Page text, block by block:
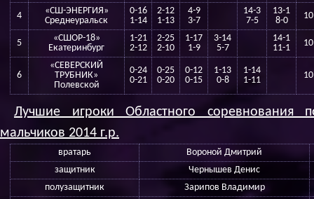
4
«СШ-ЭНЕРГИЯ»
Среднеуральск
0-16
1-14
2-12
1-13
4-9
3-7
14-3
7-5
13-1
8-0
10
5
«СШОР-18»
Екатеринбург
1-21
2-12
2-25
2-10
1-17
1-9
3-14
5-7
14-1
11-1
10
6
«СЕВЕРСКИЙ
ТРУБНИК»
Полевской
0-24
0-21
0-25
0-20
0-12
0-15
1-13
0-8
1-14
1-11
10
Лучшие игроки Областного
мальчиков 2014 г.р.
вратарь
Вороной Дмитрий
защитник
Чернышев Денис
полузащитник
Зарипов Владимир